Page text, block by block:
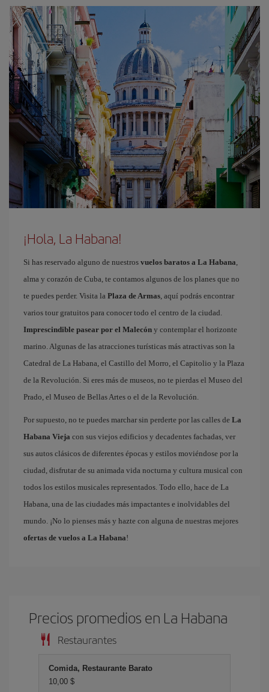
¡Hola, La Habana!
Si has reservado alguno de nuestros vuelos baratos a La Habana,
alma y corazón de Cuba, te contamos algunos de los planes que no
te puedes perder. Visita la Plaza de Armas, aquí podrás encontrar
varios tour gratuitos para conocer todo el centro de la ciudad.
Imprescindible pasear por el Malecón y contemplar el horizonte
marino. Algunas de las atracciones turísticas más atractivas son la
Catedral de La Habana, el Castillo del Morro, el Capitolio y la Plaza
de la Revolución. Si eres más de museos, no te pierdas el Museo del
Prado, el Museo de Bellas Artes o el de la Revolución.
Por supuesto, no te puedes marchar sin perderte por las calles de La
Habana Vieja con sus viejos edificios y decadentes fachadas, ver
sus autos clásicos de diferentes épocas y estilos moviéndose por la
ciudad, disfrutar de su animada vida nocturna y cultura musical con
todos los estilos musicales representados. Todo ello, hace de La
Habana, una de las ciudades más impactantes e inolvidables del
mundo. ¡No lo pienses más y hazte con alguna de nuestras mejores
ofertas de vuelos a La Habana!
Precios promedios en La Habana
Restaurantes
Comida, Restaurante Barato
10,00 $